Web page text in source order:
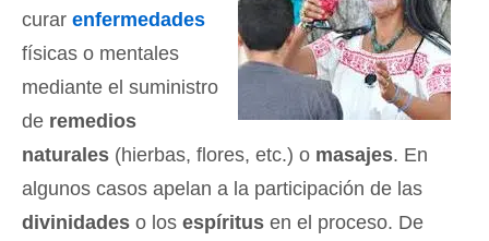
curar enfermedades
físicas o mentales
mediante el suministro
de remedios
naturales (hierbas, flores, etc.) o masajes. En
algunos casos apelan a la participación de las
divinidades o los espíritus en el proceso. De